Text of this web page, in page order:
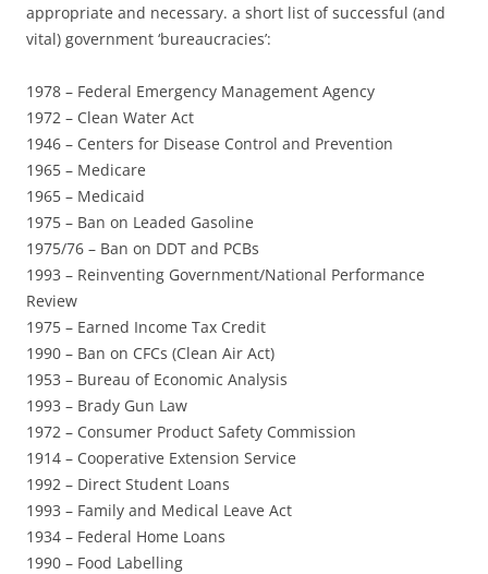
appropriate and necessary. a short list of successful (and
vital) government ‘bureaucracies’:
1978 – Federal Emergency Management Agency
1972 – Clean Water Act
1946 – Centers for Disease Control and Prevention
1965 – Medicare
1965 – Medicaid
1975 – Ban on Leaded Gasoline
1975/76 – Ban on DDT and PCBs
1993 – Reinventing Government/National Performance
Review
1975 – Earned Income Tax Credit
1990 – Ban on CFCs (Clean Air Act)
1953 – Bureau of Economic Analysis
1993 – Brady Gun Law
1972 – Consumer Product Safety Commission
1914 – Cooperative Extension Service
1992 – Direct Student Loans
1993 – Family and Medical Leave Act
1934 – Federal Home Loans
1990 – Food Labelling